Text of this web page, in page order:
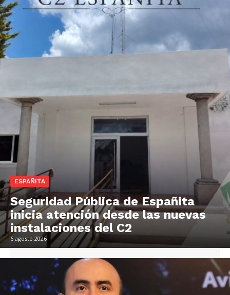
ESPAÑITA
Seguridad Pública de Españita
inicia atención desde las nuevas
instalaciones del C2
6 agosto 2026